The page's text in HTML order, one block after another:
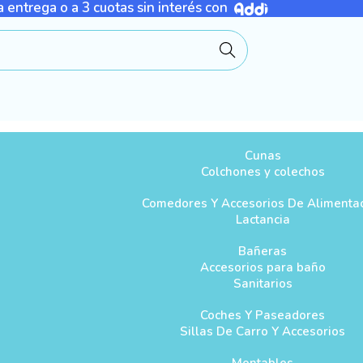
entrega o a 3 cuotas sin interés con
Buscar
Cunas
Colchones y colechos
Comedores Y Accesorios De
Lactancia
Bañeras
Accesorios para baño
Sanitarios
Coches Y Paseadores
Sillas De Carro Y Accesorios